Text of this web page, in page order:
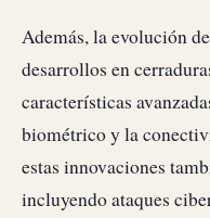
Además, la evolución
desarrollos en
características
biométrico y la
estas innovaciones
incluyendo ataques